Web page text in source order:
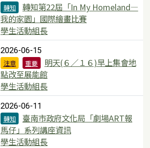
轉知
轉知第22屆「In My Homeland—
我的家園」國際繪畫比賽
學生活動組長
2026-06-15
注意 重要
明天(６／１６)早上集會地
點改至展能館
學生活動組長
2026-06-11
轉知
臺南市政府文化局「劇場ART報
馬仔」系列講座資訊
學生活動組長